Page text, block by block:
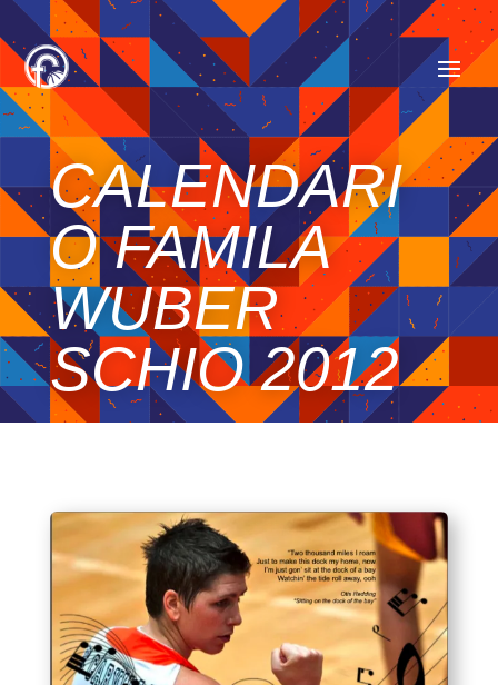
CALENDARI
O FAMILA
WUBER
SCHIO 2012